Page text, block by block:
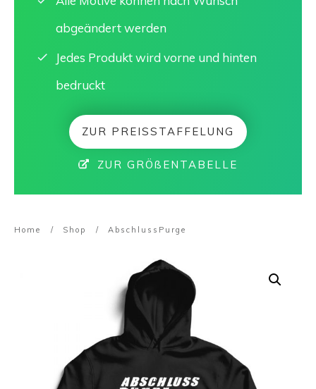
abgeändert werden
Jedes Produkt wird vorne und hinten
bedruckt
ZUR PREISSTAFFELUNG
ZUR GRÖßENTABELLE
Home / Shop / AbschlussPurge